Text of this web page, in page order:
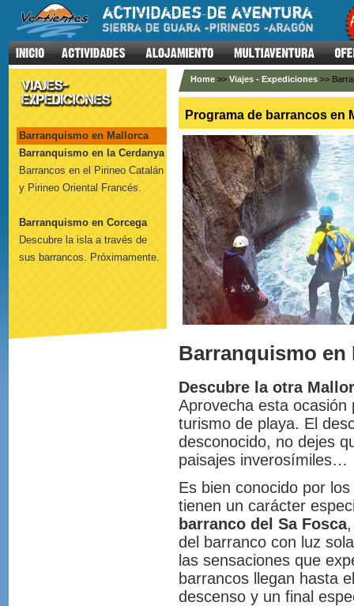
Barranquismo en Mallorca
Barranquismo en la Cerdanya
Barrancos en el Pirineo Catalán
y Pirineo Oriental Francés.
Barranquismo en Corcega
Descubre la isla a través de
sus barrancos. Próximamente.
Home >> Viajes - Expediciones >>
Programa de barrancos en
Barranquismo en
Descubre la otra
Aprovecha esta
turismo de playa. El
desconocido, no dejes
paisajes inverosímiles…
Es bien conocido por
tienen un carácter
barranco del Sa Fosca
del barranco con luz
las sensaciones que
barrancos llegan hasta
descenso y un final